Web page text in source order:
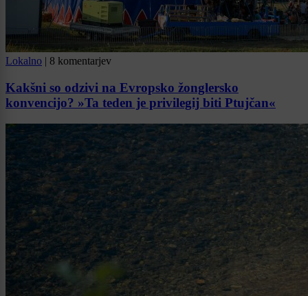
Lokalno | 8 komentarjev
Kakšni so odzivi na Evropsko žonglersko
konvencijo? »Ta teden je privilegij biti Ptujčan«